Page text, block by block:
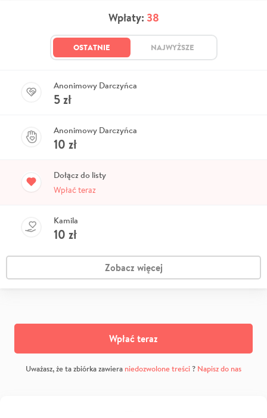
Wpłaty: 38
OSTATNIE NAJWYŻSZE
Anonimowy Darczyńca
5zł
Anonimowy Darczyńca
10 zł
Dołącz do listy
Wpłać teraz
Kamila
10 zł
Zobacz więcej
Wpłać teraz
Uważasz, że ta zbiórka zawiera niedozwolone treści? Napisz do nas